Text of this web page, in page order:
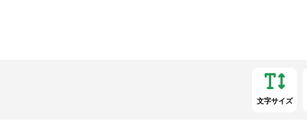
文字サイズ